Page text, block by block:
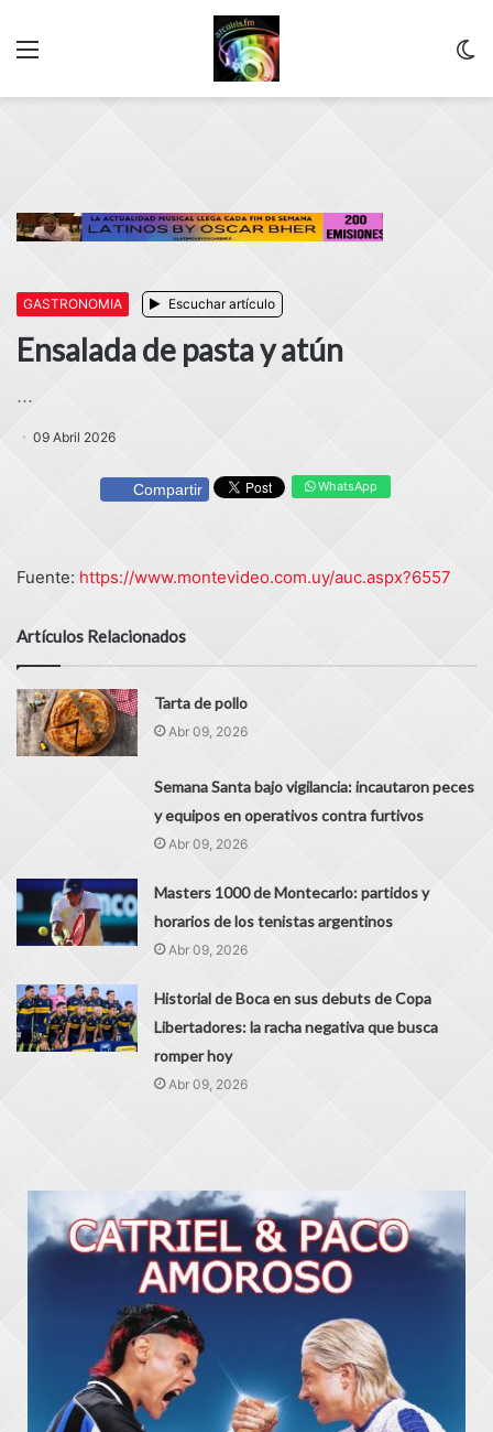
GASTRONOMIA Escuchar artículo
Ensalada de pasta y atún
...
09 Abril 2026
Compartir WhatsApp
Fuente: https://www.montevideo.com.uy/auc.aspx?6557
Artículos Relacionados
Tarta de pollo
Abr 09, 2026
Semana Santa bajo vigilancia: incautaron peces
y equipos en operativos contra furtivos
Abr 09, 2026
Masters 1000 de Montecarlo: partidos y
horarios de los tenistas argentinos
Abr 09, 2026
Historial de Boca en sus debuts de Copa
Libertadores: la racha negativa que busca
romper hoy
Abr 09, 2026